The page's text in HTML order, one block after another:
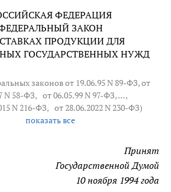
ФЕДЕРАЦИЯ
ЗАКОН
ПРОДУКЦИИ ДЛЯ
ГОСУДАРСТВЕННЫХ НУЖД
законов от 19.06.95 N 89-ФЗ, от
N 58-ФЗ, от 06.05.99 N 97-ФЗ, … ,
N 216-ФЗ, от 28.06.2022 N 230-ФЗ)
показать все
Принят
Государственной Думой
10 ноября 1994 года